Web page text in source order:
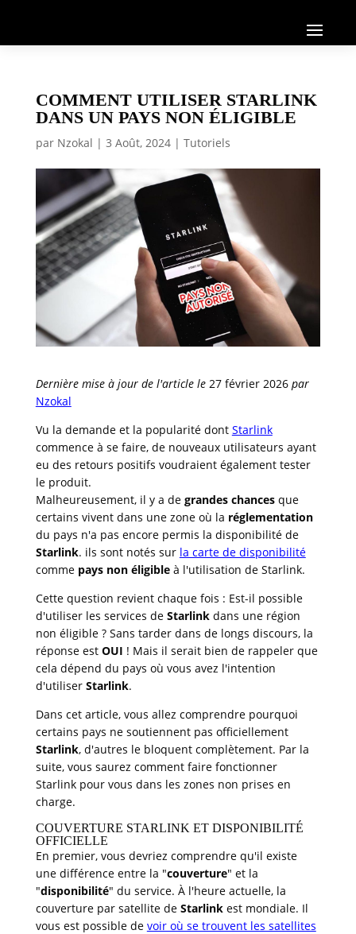
COMMENT UTILISER STARLINK
DANS UN PAYS NON ÉLIGIBLE
par Nzokal | 3 Août, 2024| Tutoriels
Dernière mise à jour de l'article le 27 février 2026 par
Nzokal
Vu la demande et la popularité dont Starlink
commence à se faire, de nouveaux utilisateurs ayant
eu des retours positifs voudraient également tester
le produit.
Malheureusement, il y a de grandes chancesque
certains vivent dans une zone où la réglementation
du pays n'a pas encore permis la disponibilité de
Starlink. ils sont notés sur la carte de disponibilité
comme pays non éligibleà l'utilisation de Starlink.
Cette question revient chaque fois : Est-il possible
d'utiliser les services de Starlinkdans une région
non éligible ? Sans tarder dans de longs discours, la
réponse est OUI ! Mais il serait bien de rappeler que
cela dépend du pays où vous avez l'intention
d'utiliser Starlink.
Dans cet article, vous allez comprendre pourquoi
certains pays ne soutiennent pas officiellement
Starlink, d'autres le bloquent complètement. Par la
suite, vous saurez comment faire fonctionner
Starlink pour vous dans les zones non prises en
charge.
COUVERTURE STARLINK ET DISPONIBILITÉ
OFFICIELLE
En premier, vous devriez comprendre qu'il existe
une différence entre la "couverture" et la
"disponibilité" du service. À l'heure actuelle, la
couverture par satellite de Starlinkest mondiale. Il
vous est possible de voir où se trouvent les satellites